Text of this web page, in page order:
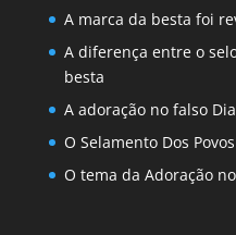
A marca da besta foi
A diferença entre o
besta
A adoração no falso
O Selamento Dos
O tema da Adoração